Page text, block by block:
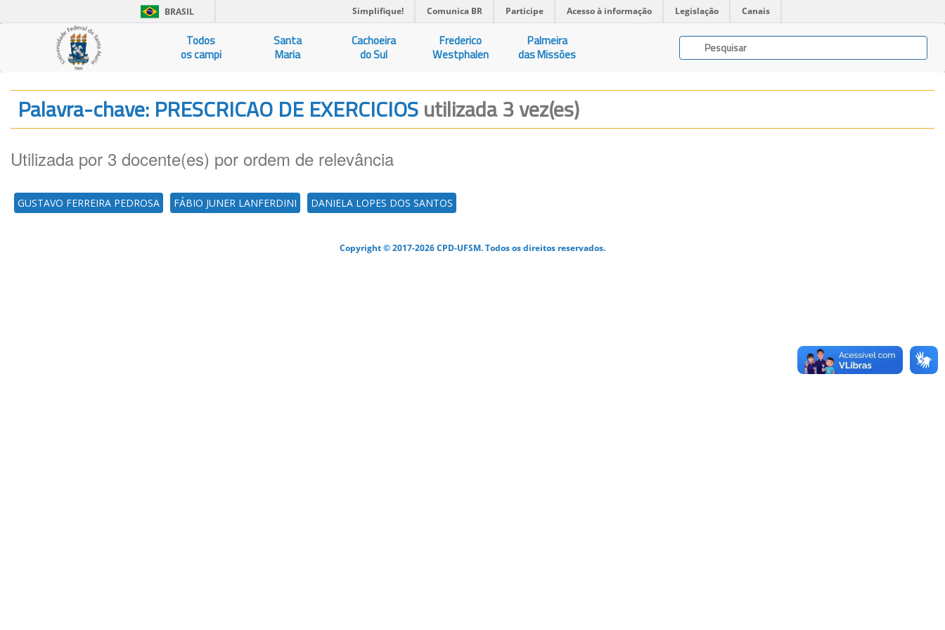
BRASIL Simplifique! Comunica BR Participe Acesso à informação Legislação Canais
Todos
os campi
Santa
Maria
Cachoeira
do Sul
Frederico
Westphalen
Palmeira
das Missões
Palavra-chave: PRESCRICAO DE EXERCICIOSutilizada 3 vez(es)
Utilizada por 3 docente(es) por ordem de relevância
GUSTAVO FERREIRA PEDROSA FÁBIO JUNER LANFERDINI DANIELA LOPES DOS SANTOS
Copyright © 2017-2026 CPD-UFSM. Todos os direitos reservados.